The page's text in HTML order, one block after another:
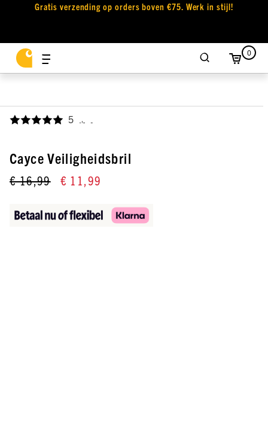
Gratis verzending op orders boven €75. Werk in stijl!
0
5 ,
Cayce Veiligheidsbril
€ 16,99 € 11,99